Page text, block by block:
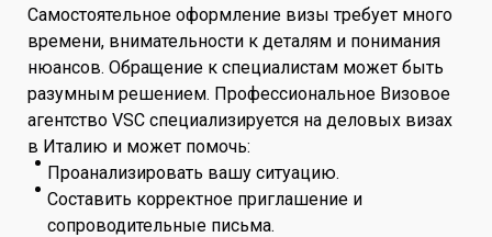
Самостоятельное оформление визы требует много
времени, внимательности к деталям и понимания
нюансов. Обращение к специалистам может быть
разумным решением. Профессиональное Визовое
агентство VSC специализируется на деловых визах
в Италию и может помочь:
Проанализировать вашу ситуацию.
Составить корректное приглашение и
сопроводительные письма.